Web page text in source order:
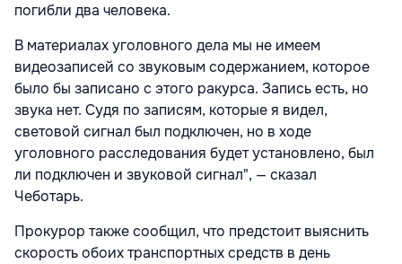
погибли два человека.
В материалах уголовного дела мы не имеем
видеозаписей со звуковым содержанием, которое
было бы записано с этого ракурса. Запись есть, но
звука нет. Судя по записям, которые я видел,
световой сигнал был подключен, но в ходе
уголовного расследования будет установлено, был
ли подключен и звуковой сигнал", — сказал
Чеботарь.
Прокурор также сообщил, что предстоит выяснить
скорость обоих транспортных средств в день